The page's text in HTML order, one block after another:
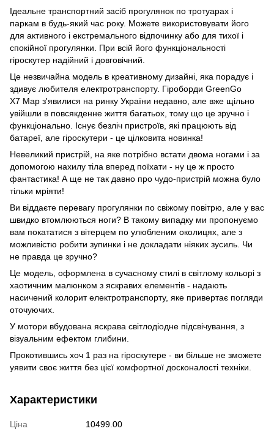
Ідеальне транспортний засіб прогулянок по тротуарах і
паркам в будь-який час року. Можете використовувати його
для активного і екстремального відпочинку або для тихої і
спокійної прогулянки. При всій його функціональності
гіроскутер надійний і довговічний.
Це незвичайна модель в креативному дизайні, яка порадує і
здивує любителя електротранспорту. Гіроборди GreenGo
X7 Map з'явилися на ринку України недавно, але вже щільно
увійшли в повсякденне життя багатьох, тому що це зручно і
функціонально. Існує безліч пристроїв, які працюють від
батареї, але гіроскутери - це цілковита новинка!
Невеликий пристрій, на яке потрібно встати двома ногами і за
допомогою нахилу тіла вперед поїхати - ну це ж просто
фантастика! А ще не так давно про чудо-пристрій можна було
тільки мріяти!
Ви віддаєте перевагу прогулянки по свіжому повітрю, але у вас
швидко втомлюються ноги? В такому випадку ми пропонуємо
вам покататися з вітерцем по улюбленим околицях, але з
можливістю робити зупинки і не докладати ніяких зусиль. Чи
не правда це зручно?
Це модель, оформлена в сучасному стилі в світлому кольорі з
хаотичним малюнком з яскравих елементів - надають
насичений колорит електротранспорту, яке привертає погляди
оточуючих.
У мотори вбудована яскрава світлодіодне підсвічування, з
візуальним ефектом глибини.
Прокотившись хоч 1 раз на гіроскутере - ви більше не зможете
уявити своє життя без цієї комфортної досконалості техніки.
Характеристики
Ціна
10499.00